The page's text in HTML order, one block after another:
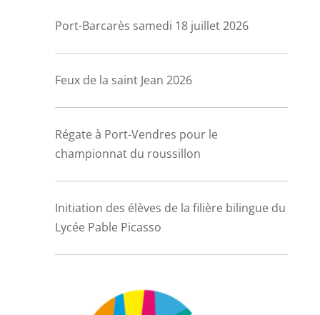
Port-Barcarès samedi 18 juillet 2026
Feux de la saint Jean 2026
Régate à Port-Vendres pour le
championnat du roussillon
Initiation des élèves de la filière bilingue du
Lycée Pable Picasso